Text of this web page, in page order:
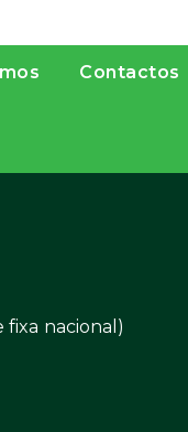
Contactos
fixa nacional)